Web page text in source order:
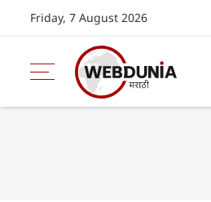
Friday, 7 August 2026